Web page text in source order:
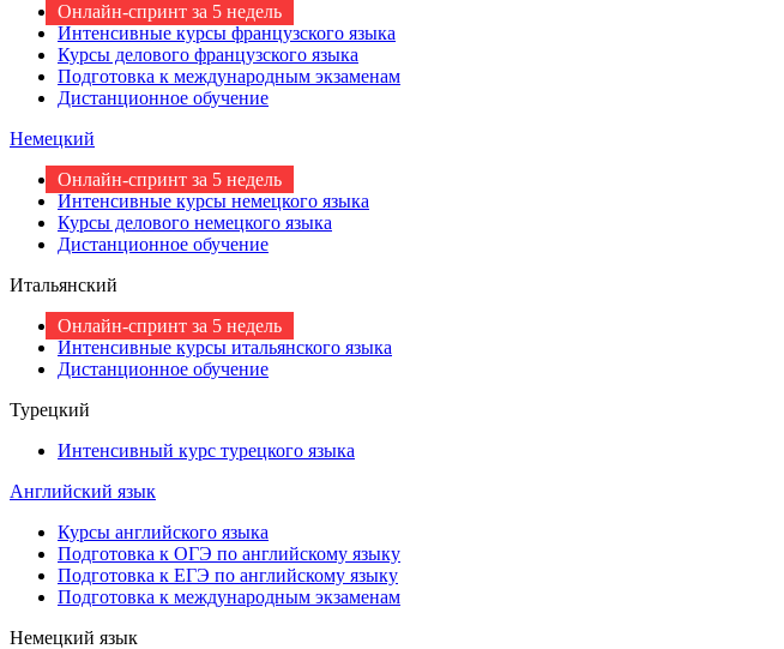
Онлайн-спринт за 5 недель
Интенсивные курсы французского языка
Курсы делового французского языка
Подготовка к международным экзаменам
Дистанционное обучение
Немецкий
Онлайн-спринт за 5 недель
Интенсивные курсы немецкого языка
Курсы делового немецкого языка
Дистанционное обучение
Итальянский
Онлайн-спринт за 5 недель
Интенсивные курсы итальянского языка
Дистанционное обучение
Турецкий
Интенсивный курс турецкого языка
Английский язык
Курсы английского языка
Подготовка к ОГЭ по английскому языку
Подготовка к ЕГЭ по английскому языку
Подготовка к международным экзаменам
Немецкий язык